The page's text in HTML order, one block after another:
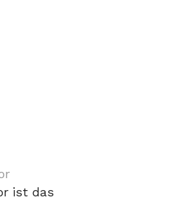
ist das